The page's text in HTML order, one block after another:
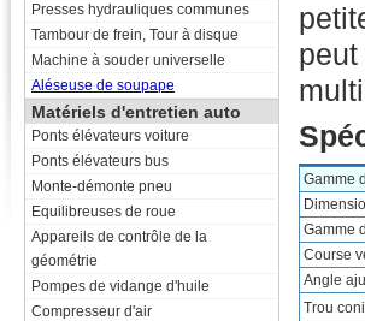
Presses hydrauliques communes
Tambour de frein, Tour à disque
Machine à souder universelle
Aléseuse de soupape
Matériels d'entretien auto
Ponts élévateurs voiture
Ponts élévateurs bus
Monte-démonte pneu
Equilibreuses de roue
Appareils de contrôle de la
géométrie
Pompes de vidange d'huile
Compresseur d'air
Gamme
Gamme
Course
Angle
Trou